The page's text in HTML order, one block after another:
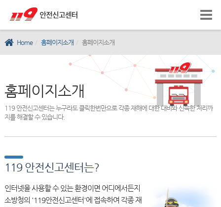
Home 홈페이지소개 홈페이지소개
홈페이지소개
119 안전신고센터는 누구라도 클릭한번만으로 각종 재해에 대한 대비와 신속한 처리까
지를 해결할 수 있습니다.
119 안전신고센터는?
인터넷을 사용할 수 있는 환경이면 어디에서든지
소방청의 '119안전신고센터'에 접속하여 각종 재